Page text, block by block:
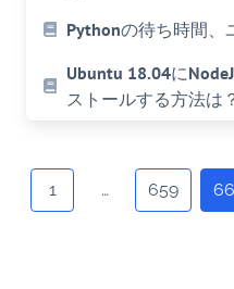
Pythonの待ち時間、
Ubuntu 18.04に
ストールする方法は
navigation
1 … 659